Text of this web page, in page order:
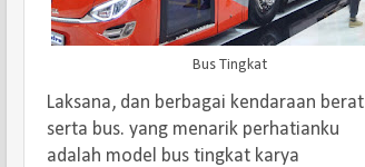
Bus Tingkat
Laksana, dan berbagai kendaraan berat
serta bus. yang menarik perhatianku
adalah model bus tingkat karya